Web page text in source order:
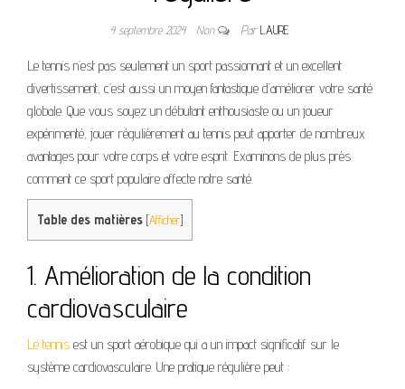
4 septembre 2024 Non ParLAURE
Le tennis n’est pas seulement un sport passionnant et un excellent
divertissement, c’est aussi un moyen fantastique d’améliorer votre santé
globale. Que vous soyez un débutant enthousiaste ou un joueur
expérimenté, jouer régulièrement au tennis peut apporter de nombreux
avantages pour votre corps et votre esprit. Examinons de plus près
comment ce sport populaire affecte notre santé.
Table des matières [Afficher]
1. Amélioration de la condition
cardiovasculaire
Le tennis est un sport aérobique qui a un impact significatif sur le
système cardiovasculaire. Une pratique régulière peut :